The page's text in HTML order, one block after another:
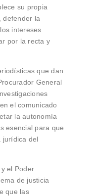
su propia
defender la
intereses
por la recta y
que dan
General
el comunicado
la autonomía
esencial para que
jurídica del
el Poder
de justicia
que las